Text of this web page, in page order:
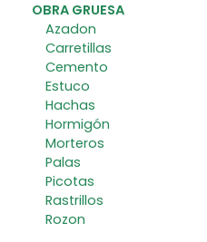
OBRA GRUESA
Azadon
Carretillas
Cemento
Estuco
Hachas
Hormigón
Morteros
Palas
Picotas
Rastrillos
Rozon